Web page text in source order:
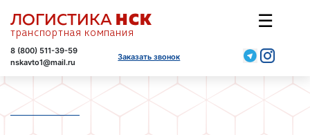
ЛОГИСТИКА НСК
транспортная компания
8 (800) 511-39-59
nskavto1@mail.ru
☰
Заказать звонок